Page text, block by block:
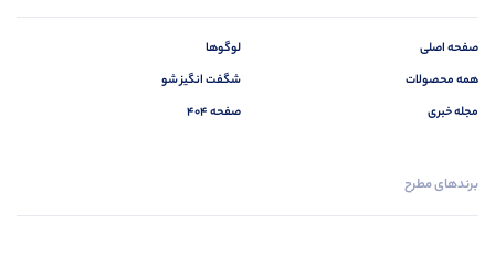
صفحه اصلی
همه محصولات
مجله خبری
لوگوها
شگفت انگیز شو
صفحه 404
برندهای مطرح